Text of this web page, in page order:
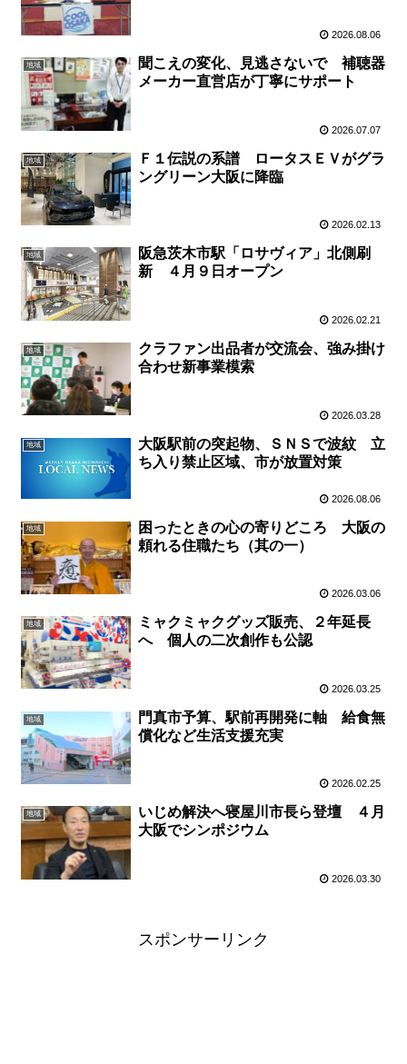
2026.08.06
地域
聞こえの変化、見逃さないで 補聴器
メーカー直営店が丁寧にサポート
2026.07.07
地域
Ｆ１伝説の系譜 ロータスＥＶがグラ
ングリーン大阪に降臨
2026.02.13
地域
阪急茨木市駅「ロサヴィア」北側刷
新 ４月９日オープン
2026.02.21
地域
クラファン出品者が交流会、強み掛け
合わせ新事業模索
2026.03.28
地域
大阪駅前の突起物、ＳＮＳで波紋 立
ち入り禁止区域、市が放置対策
2026.08.06
地域
困ったときの心の寄りどころ 大阪の
頼れる住職たち（其の一）
2026.03.06
地域
ミャクミャクグッズ販売、２年延長
へ 個人の二次創作も公認
2026.03.25
地域
門真市予算、駅前再開発に軸 給食無
償化など生活支援充実
2026.02.25
地域
いじめ解決へ寝屋川市長ら登壇 ４月
大阪でシンポジウム
2026.03.30
スポンサーリンク